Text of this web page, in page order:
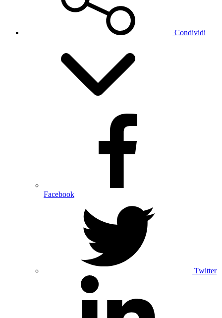
Condividi
Facebook
Twitter